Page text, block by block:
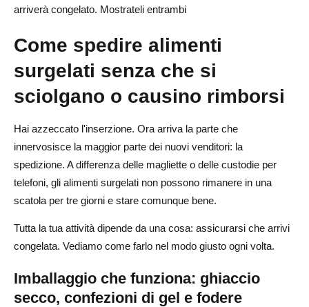
arriverà congelato. Mostrateli entrambi
Come spedire alimenti
surgelati senza che si
sciolgano o causino rimborsi
Hai azzeccato l'inserzione. Ora arriva la parte che
innervosisce la maggior parte dei nuovi venditori: la
spedizione. A differenza delle magliette o delle custodie per
telefoni, gli alimenti surgelati non possono rimanere in una
scatola per tre giorni e stare comunque bene.
Tutta la tua attività dipende da una cosa: assicurarsi che arrivi
congelata. Vediamo come farlo nel modo giusto ogni volta.
Imballaggio che funziona: ghiaccio
secco, confezioni di gel e fodere